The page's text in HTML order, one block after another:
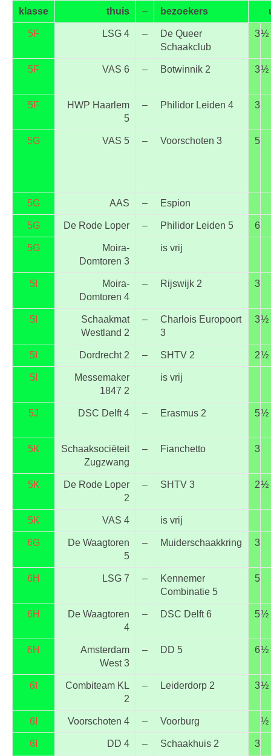
klasse thuis – bezoekers
5F LSG 4 –
De Queer
Schaakclub
3½
5F VAS 6 – Botwinnik 2 3½
5F
HWP Haarlem
5
– Philidor Leiden 4 3
5G VAS 5 – Voorschoten 3 5
5G AAS – Espion
5G De Rode Loper – Philidor Leiden 5 6
5G
Moira-
Domtoren 3
is vrij
5I
Moira-
Domtoren 4
– Rijswijk 2 3
5I
Schaakmat
Westland 2
–
Charlois Europoort
3
3½
5I Dordrecht 2 – SHTV 2 2½
5I
Messemaker
1847 2
is vrij
5J DSC Delft 4 – Erasmus 2 5½
5K
Schaaksociëteit
Zugzwang
– Fianchetto 3
5K
De Rode Loper
2
– SHTV 3 2½
5K VAS 4 is vrij
6G
De Waagtoren
5
– Muiderschaakkring 3
6H LSG 7 –
Kennemer
Combinatie 5
5
6H
De Waagtoren
4
– DSC Delft 6 5½
6H
Amsterdam
West 3
– DD 5 6½
6I
Combiteam KL
2
– Leiderdorp 2 3½
6I Voorschoten 4 – Voorburg ½
6I DD 4 – Schaakhuis 2 3